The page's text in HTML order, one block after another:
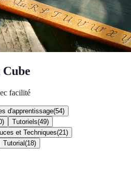
facilité
d'apprentissage(54)
) Tutoriels(49)
et Techniques(21 )
Tutorial (18)